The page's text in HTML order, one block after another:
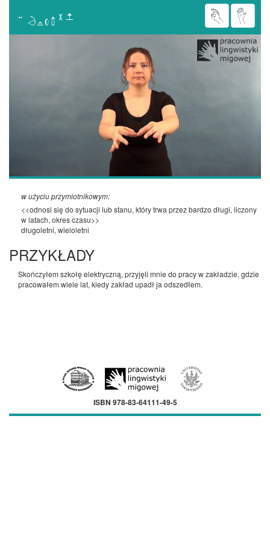

w użyciu przymiotnikowym:
<<odnosi się do sytuacji lub stanu, który trwa przez bardzo długi, liczony
w latach, okres czasu>>
długoletni, wieloletni
PRZYKŁADY
Skończyłem szkołę elektryczną, przyjęli mnie do pracy w zakładzie, gdzie
pracowałem wiele lat, kiedy zakład upadł ja odszedłem.
ISBN 978-83-64111-49-5